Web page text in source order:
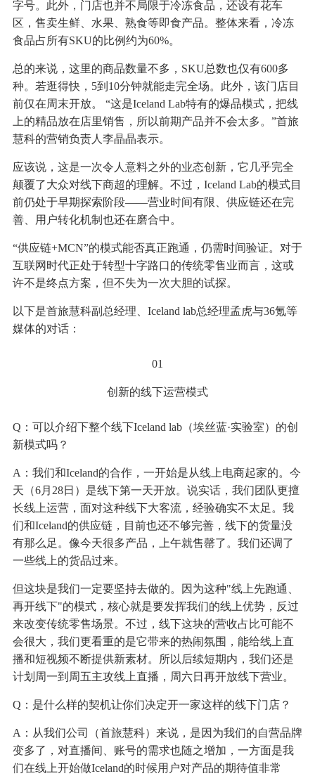
字号。此外，门店也并不局限于冷冻食品，还设有花车
区，售卖生鲜、水果、熟食等即食产品。整体来看，冷冻
食品占所有SKU的比例约为60%。
总的来说，这里的商品数量不多，SKU总数也仅有600多
种。若逛得快，5到10分钟就能走完全场。此外，该门店目
前仅在周末开放。 “这是Iceland Lab特有的爆品模式，把线
上的精品放在店里销售，所以前期产品并不会太多。”首旅
慧科的营销负责人李晶晶表示。
应该说，这是一次令人意料之外的业态创新，它几乎完全
颠覆了大众对线下商超的理解。不过，Iceland Lab的模式目
前仍处于早期探索阶段——营业时间有限、供应链还在完
善、用户转化机制也还在磨合中。
“供应链+MCN”的模式能否真正跑通，仍需时间验证。对于
互联网时代正处于转型十字路口的传统零售业而言，这或
许不是终点方案，但不失为一次大胆的试探。
以下是首旅慧科副总经理、Iceland lab总经理孟虎与36氪等
媒体的对话：
01
创新的线下运营模式
Q：可以介绍下整个线下Iceland lab（埃丝蓝·实验室）的创
新模式吗？
A：我们和Iceland的合作，一开始是从线上电商起家的。今
天（6月28日）是线下第一天开放。说实话，我们团队更擅
长线上运营，面对这种线下大客流，经验确实不太足。我
们和Iceland的供应链，目前也还不够完善，线下的货量没
有那么足。像今天很多产品，上午就售罄了。我们还调了
一些线上的货品过来。
但这块是我们一定要坚持去做的。因为这种"线上先跑通、
再开线下"的模式，核心就是要发挥我们的线上优势，反过
来改变传统零售场景。不过，线下这块的营收占比可能不
会很大，我们更看重的是它带来的热闹氛围，能给线上直
播和短视频不断提供新素材。所以后续短期内，我们还是
计划周一到周五主攻线上直播，周六日再开放线下营业。
Q：是什么样的契机让你们决定开一家这样的线下门店？
A：从我们公司（首旅慧科）来说，是因为我们的自营品牌
变多了，对直播间、账号的需求也随之增加，一方面是我
们在线上开始做Iceland的时候用户对产品的期待值非常